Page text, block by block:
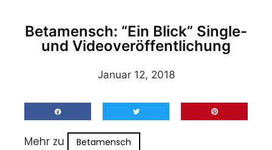
Betamensch: “Ein Blick” Single-
und Videoveröffentlichung
Januar 12, 2018
Mehr zu Betamensch